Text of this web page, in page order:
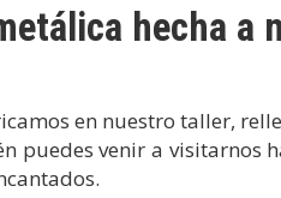
hecha a
en nuestro taller,
puedes venir a visitarnos